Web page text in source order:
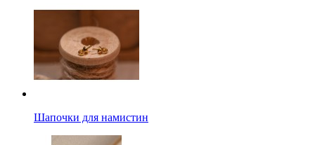
Шапочки для намистин